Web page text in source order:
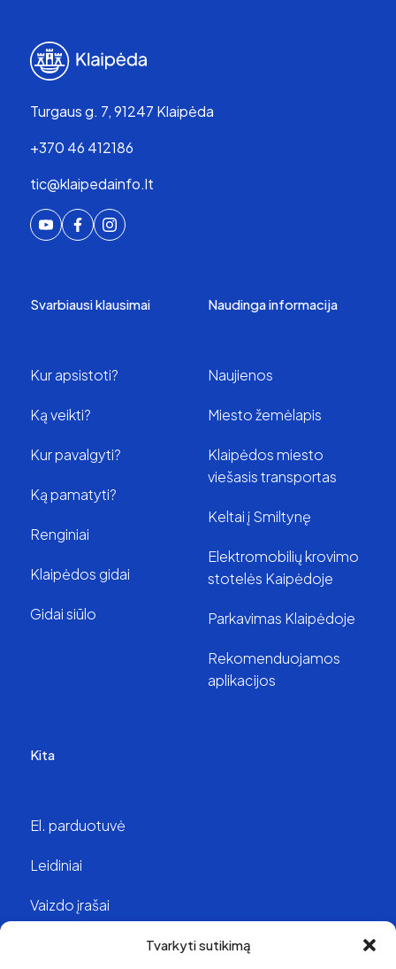
Tvarkyti sutikimą
Turgaus g. 7, 91247 Klaipėda
+370 46 412186
tic@klaipedainfo.lt
Svarbiausi klausimai
Kur apsistoti?
Ką veikti?
Kur pavalgyti?
Ką pamatyti?
Renginiai
Klaipėdos gidai
Gidai siūlo
Naudinga informacija
Naujienos
Miesto žemėlapis
Klaipėdos miesto
viešasis transportas
Keltai į Smiltynę
Elektromobilių krovimo
stotelės Kaipėdoje
Parkavimas Klaipėdoje
Rekomenduojamos
aplikacijos
Kita
El. parduotuvė
Leidiniai
Vaizdo įrašai
Struktūra ir kontaktai